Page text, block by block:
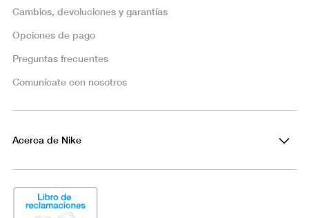
Cambios, devoluciones y garantías
Opciones de pago
Preguntas frecuentes
Comunícate con nosotros
Acerca de Nike